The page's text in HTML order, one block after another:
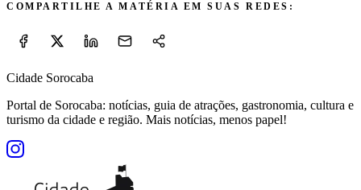
COMPARTILHE A MATÉRIA EM SUAS REDES:
Cidade Sorocaba
Portal de Sorocaba: notícias, guia de atrações, gastronomia, cultura e
turismo da cidade e região. Mais notícias, menos papel!